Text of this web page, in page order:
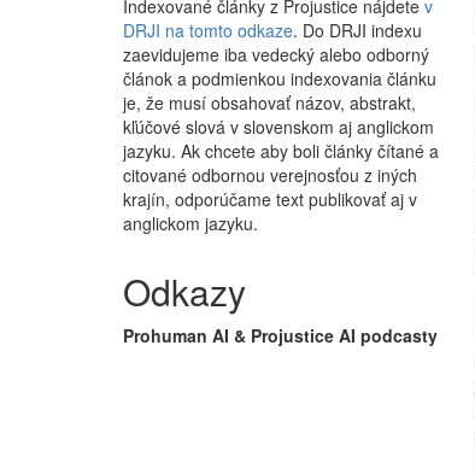
Indexované články z Projustice nájdete v
DRJI na tomto odkaze. Do DRJI indexu
zaevidujeme iba vedecký alebo odborný
článok a podmienkou indexovania článku
je, že musí obsahovať názov, abstrakt,
kľúčové slová v slovenskom aj anglickom
jazyku. Ak chcete aby boli články čítané a
citované odbornou verejnosťou z iných
krajín, odporúčame text publikovať aj v
anglickom jazyku.
Odkazy
Prohuman AI & Projustice AI podcasty